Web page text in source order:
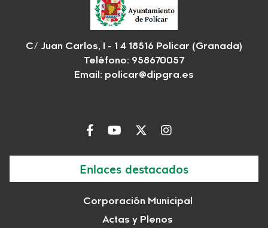
C/ Juan Carlos, I - 1 4 18516 Policar (Granada)
Teléfono: 958670057
Email: policar@dipgra.es
Enlaces destacados
Corporación Municipal
Actas y Plenos